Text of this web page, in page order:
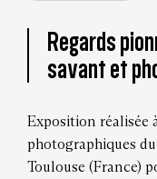
Regards
savant et
Exposition réalisée
photographiques
Toulouse (France)